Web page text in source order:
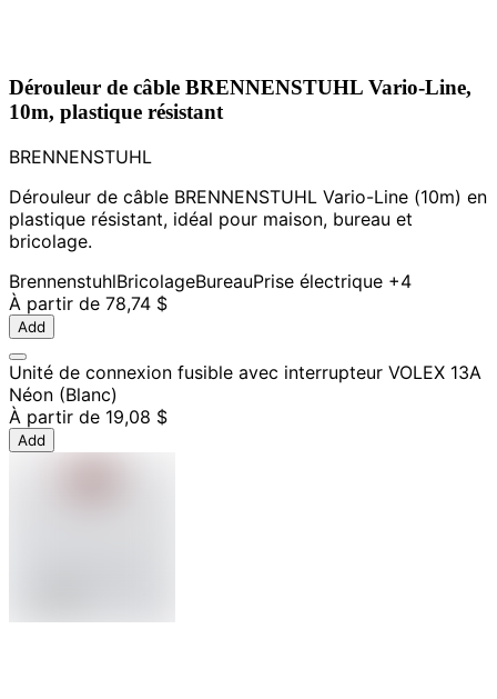
Dérouleur de câble BRENNENSTUHL Vario-Line,
10m, plastique résistant
BRENNENSTUHL
Dérouleur de câble BRENNENSTUHL Vario-Line (10m) en
plastique résistant, idéal pour maison, bureau et
bricolage.
BrennenstuhlBricolageBureauPrise électrique +4
À partir de 78,74 $
Add
Unité de connexion fusible avec interrupteur VOLEX 13A
Néon (Blanc)
À partir de 19,08 $
Add